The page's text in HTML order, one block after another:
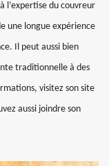
l’expertise du couvreur
une longue expérience
Il peut aussi bien
traditionnelle à des
visitez son site
aussi joindre son